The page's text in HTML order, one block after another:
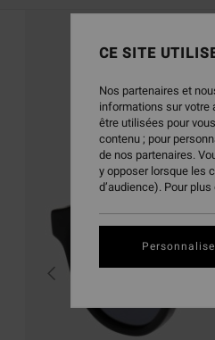
CE SITE
Nos partenaires et
informations sur votre
être utilisées pour
contenu ; pour
de nos partenaires.
y opposer lorsque les
d’audience). Pour